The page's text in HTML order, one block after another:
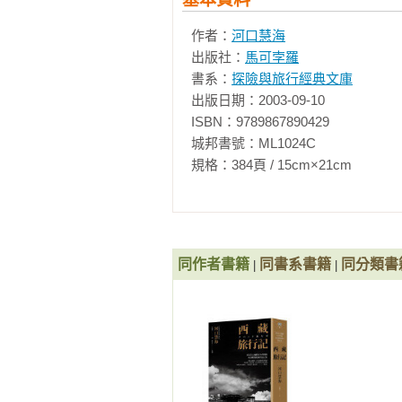
作者： 河口慧海
出版社： 馬可孛羅
書系： 探險與旅行經典文庫
出版日期：2003-09-10
ISBN：9789867890429
城邦書號：ML1024C
規格：384頁 / 15cm×21cm
同作者書籍 同書系書籍 同分類書